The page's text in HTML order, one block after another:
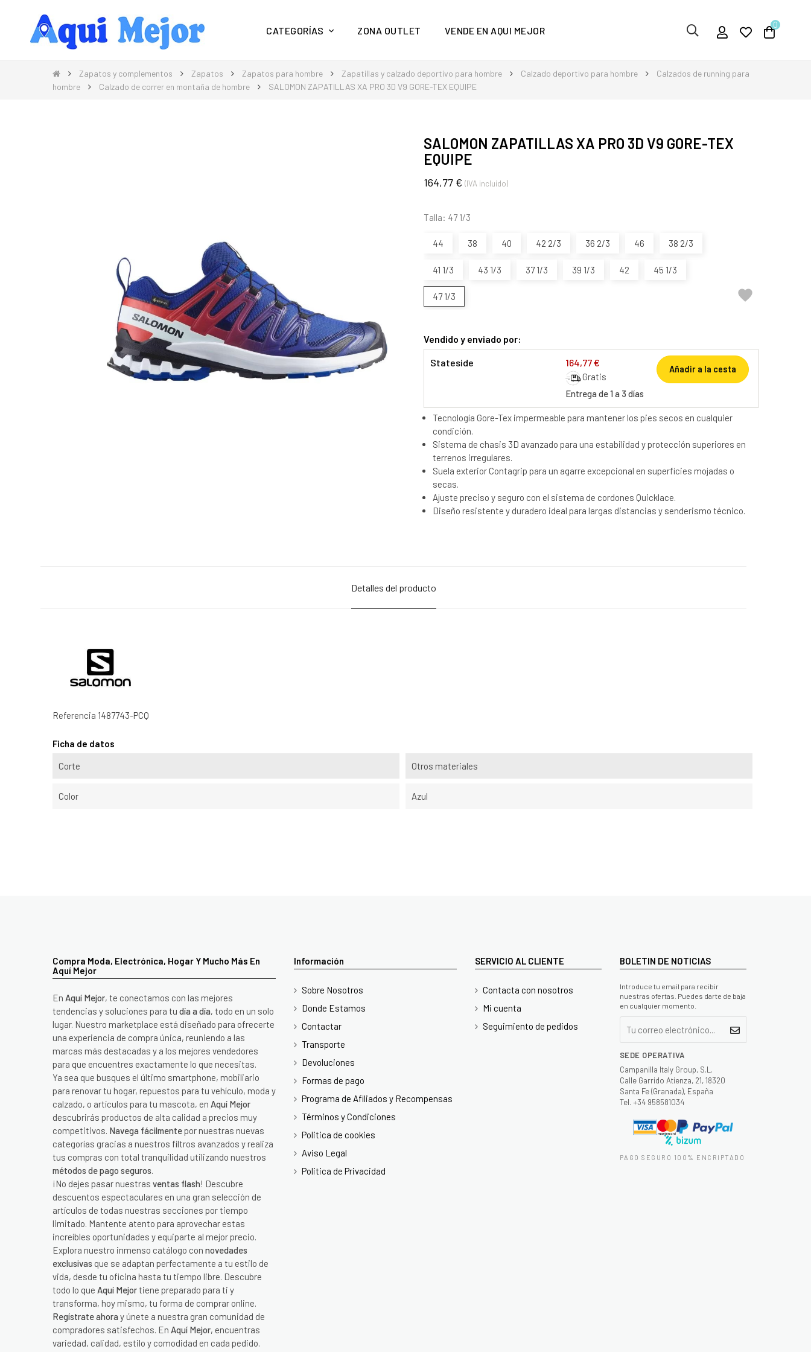
Compra Moda, Electrónica, Hogar y mucho más en Aquí Mejor
CATEGORÍAS ZONA OUTLET VENDE EN AQUI MEJOR 0
Zapatos y complementos Zapatos Zapatos para hombre Zapatillas y calzado deportivo para hombre Calzado deportivo para hombre
Calzados de running para
hombre
Calzado de correr en montaña de hombre SALOMON ZAPATILLAS XA PRO 3D V9 GORE-TEX EQUIPE
SALOMON ZAPATILLAS XA PRO 3D V9 GORE-TEX
EQUIPE
164,77 € (IVA incluido)
Talla: 47 1/3
44 38 40 42 2/3 36 2/3 46 38 2/3
41 1/3 43 1/3 37 1/3 39 1/3 42 45 1/3
47 1/3 
Vendido y enviado por:
Stateside 164,77 €
Gratis
Entrega de 1 a 3 días
Añadir a la cesta
Tecnología Gore-Tex impermeable para mantener los pies secos en cualquier
condición.
Sistema de chasis 3D avanzado para una estabilidad y protección superiores en
terrenos irregulares.
Suela exterior Contagrip para un agarre excepcional en superficies mojadas o
secas.
Ajuste preciso y seguro con el sistema de cordones Quicklace.
Diseño resistente y duradero ideal para largas distancias y senderismo técnico.
Detalles del producto
Referencia 1487743-PCQ
Ficha de datos
Corte Otros materiales
Color Azul
Compra Moda, Electrónica, Hogar Y Mucho Más En
Aquí Mejor
En Aquí Mejor, te conectamos con las mejores
tendencias y soluciones para tu día a día, todo en un solo
lugar. Nuestro marketplace está diseñado para ofrecerte
una experiencia de compra única, reuniendo a las
marcas más destacadas y a los mejores vendedores
para que encuentres exactamente lo que necesitas.
Ya sea que busques el último smartphone, mobiliario
para renovar tu hogar, repuestos para tu vehículo, moda y
calzado, o artículos para tu mascota, en Aquí Mejor
descubrirás productos de alta calidad a precios muy
competitivos. Navega fácilmente por nuestras nuevas
categorías gracias a nuestros filtros avanzados y realiza
tus compras con total tranquilidad utilizando nuestros
métodos de pago seguros.
¡No dejes pasar nuestras ventas flash! Descubre
descuentos espectaculares en una gran selección de
artículos de todas nuestras secciones por tiempo
limitado. Mantente atento para aprovechar estas
increíbles oportunidades y equiparte al mejor precio.
Explora nuestro inmenso catálogo con novedades
exclusivas que se adaptan perfectamente a tu estilo de
vida, desde tu oficina hasta tu tiempo libre. Descubre
todo lo que Aquí Mejortiene preparado para ti y
transforma, hoy mismo, tu forma de comprar online.
Regístrate ahora y únete a nuestra gran comunidad de
compradores satisfechos. En Aquí Mejor, encuentras
variedad, calidad, estilo y comodidad en cada pedido.
Información
Sobre Nosotros
Donde Estamos
Contactar
Transporte
Devoluciones
Formas de pago
Programa de Afiliados y Recompensas
Términos y Condiciones
Politica de cookies
Aviso Legal
Politica de Privacidad
SERVICIO AL CLIENTE
Contacta con nosotros
Mi cuenta
Seguimiento de pedidos
BOLETIN DE NOTICIAS
Introduce tu email para recibir
nuestras ofertas. Puedes darte de baja
en cualquier momento.
SEDE OPERATIVA
Campanilla Italy Group, S.L.
Calle Garrido Atienza, 21, 18320
Santa Fe (Granada), España
Tel. +34 958581034
PAGO SEGURO 100% ENCRIPTADO